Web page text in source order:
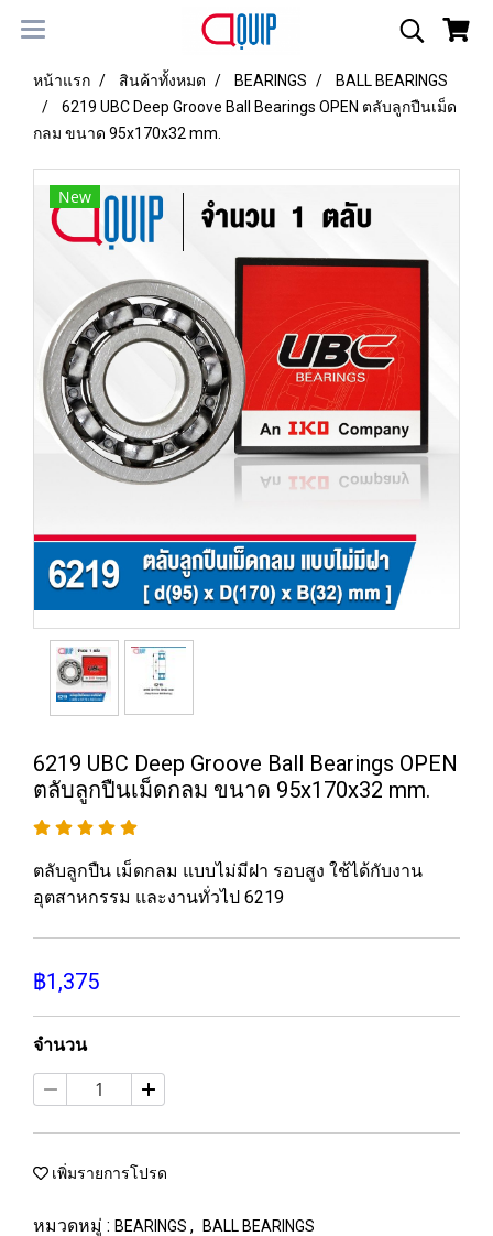
หน้าแรก สินค้าทั้งหมด BEARINGS
BALL BEARINGS
6219 UBC Deep Groove Ball Bearings OPEN ตลับลูกปืนเม็ด
กลม ขนาด 95x170x32 mm.
New
6219 UBC Deep Groove Ball Bearings OPEN
ตลับลูกปืนเม็ดกลม ขนาด 95x170x32 mm.
ตลับลูกปืน เม็ดกลม แบบไม่มีฝา รอบสูง ใช้ได้กับงาน
อุตสาหกรรม และงานทั่วไป 6219
฿1,375
จำนวน
เพิ่มรายการโปรด
หมวดหมู่ : BEARINGS , BALL BEARINGS